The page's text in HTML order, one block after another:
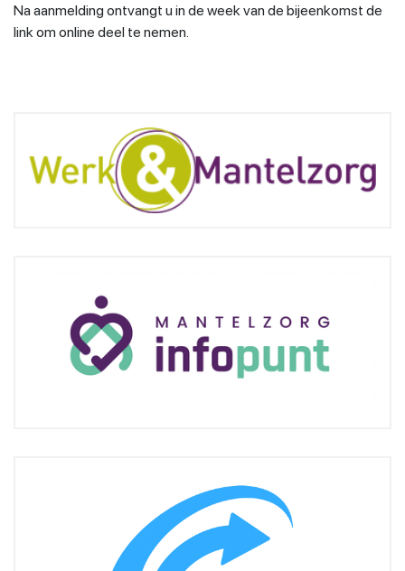
Na aanmelding ontvangt u in de week van de bijeenkomst de
link om online deel te nemen.